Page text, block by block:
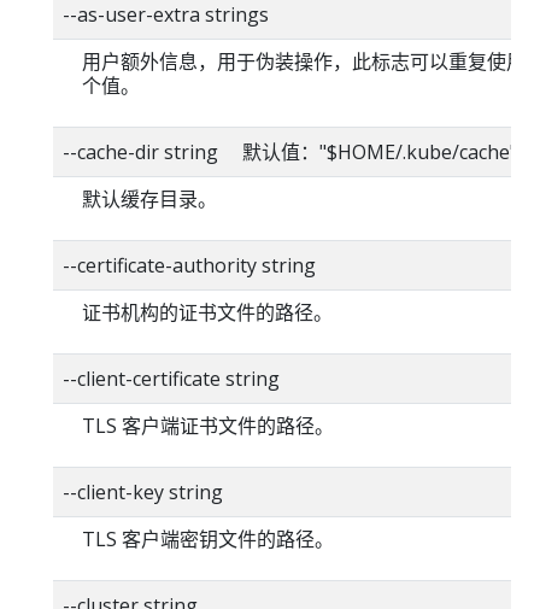
--as-user-extra strings
用户额外信息，用于伪装操作，此标志可以重复使用
个值。
--cache-dir string 默认值："$HOME/.kube/cache"
默认缓存目录。
--certificate-authority string
证书机构的证书文件的路径。
--client-certificate string
TLS 客户端证书文件的路径。
--client-key string
TLS 客户端密钥文件的路径。